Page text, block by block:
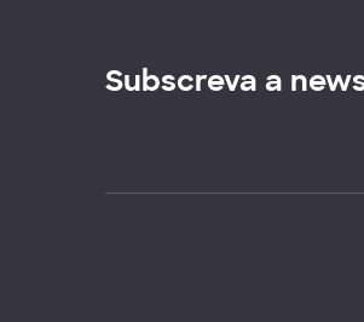
Subscreva a